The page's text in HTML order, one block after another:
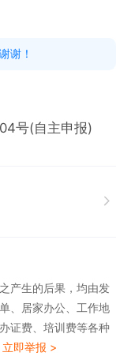
桌、补充餐具
完成各项任务。
谢！
号(自主申报)
产生的后果，均由发
、居家办公、工作地
证费、培训费等各种
立即举报 >